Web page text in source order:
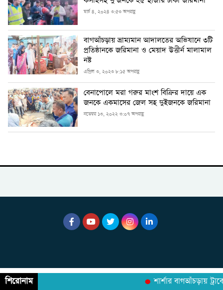
মার্চ ৪, ২০২৪ ৩:৫৩ অপরাহ্ণ
বাগআঁচড়ায় ভ্রাম্যমান আদালতের অভিযানে ৩টি
প্রতিষ্ঠানকে জরিমানা ও মেয়াদ উত্তীর্ন মালামাল
নষ্ট
এপ্রিল ৩, ২০২৩ ৮:১৫ অপরাহ্ণ
বেনাপোলে মরা গরুর মাংশ বিক্রির দায়ে এক
জনকে একমাসের জেল সহ দুইজনকে জরিমানা
নভেম্বর ১৩, ২০২২ ৩:০৭ অপরাহ্ণ
শিরোনাম শার্শার বাগআঁচড়ায়